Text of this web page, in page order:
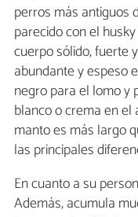
perros más antiguos
parecido con el
cuerpo sólido, fuerte
abundante y espeso
negro para el lomo y
blanco o crema en el
manto es más largo
las principales
En cuanto a su
Además, acumula